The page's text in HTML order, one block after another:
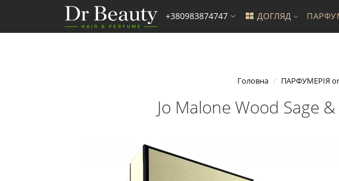
+380983874747 ДОГЛЯД
Головна ПАРФУМЕРІЯ
Jo Malone Wood Sage